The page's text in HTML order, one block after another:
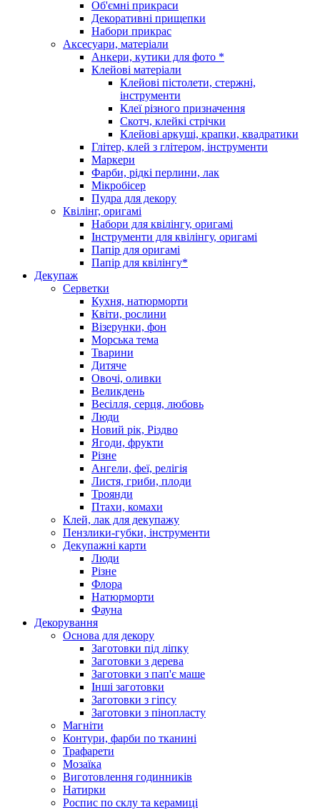
Об'ємні прикраси
Декоративні прищепки
Набори прикрас
Аксесуари, матеріали
Анкери, кутики для фото *
Клейові матеріали
Клейові пістолети, стержні,
інструменти
Клеї різного призначення
Скотч, клейкі стрічки
Клейові аркуші, крапки, квадратики
Глітер, клей з глітером, інструменти
Маркери
Фарби, рідкі перлини, лак
Мікробісер
Пудра для декору
Квілінг, оригамі
Набори для квілінгу, оригамі
Інструменти для квілінгу, оригамі
Папір для оригамі
Папір для квілінгу*
Декупаж
Серветки
Кухня, натюрморти
Квіти, рослини
Візерунки, фон
Морська тема
Тварини
Дитяче
Овочі, оливки
Великдень
Весілля, серця, любовь
Люди
Новий рік, Різдво
Ягоди, фрукти
Різне
Ангели, феї, релігія
Листя, гриби, плоди
Троянди
Птахи, комахи
Клей, лак для декупажу
Пензлики-губки, інструменти
Декупажні карти
Люди
Різне
Флора
Натюрморти
Фауна
Декорування
Основа для декору
Заготовки під ліпку
Заготовки з дерева
Заготовки з пап'є маше
Інші заготовки
Заготовки з гіпсу
Заготовки з пінопласту
Магніти
Контури, фарби по тканині
Трафарети
Мозаїка
Виготовлення годинників
Натирки
Роспис по склу та керамиці